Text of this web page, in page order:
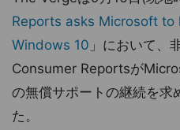
Reports asks Microsoft to
Windows 10 」において、
Consumer Reportsが
の無償サポートの継続を求
た。